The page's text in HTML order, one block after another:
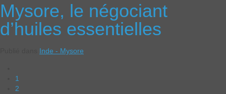
Mysore, le négociant
d’huiles essentielles
Inde - Mysore
1
2